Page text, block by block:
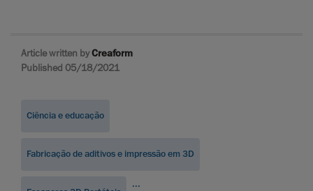
Article written byCreaform
Published 05/18/2021
Ciência e educação
Fabricação de aditivos e impressão em 3D
...